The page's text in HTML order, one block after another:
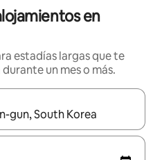
en
estadías largas que te
un mes o más.
disponibles, navega con las